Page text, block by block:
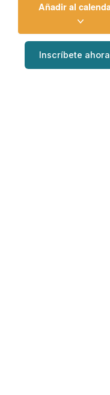
Inscríbete ahora